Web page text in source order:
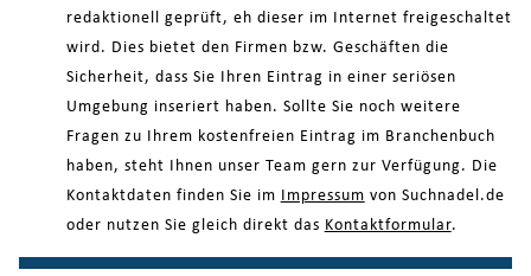
redaktionell geprüft, eh dieser im Internet freigeschaltet
wird. Dies bietet den Firmen bzw. Geschäften die
Sicherheit, dass Sie Ihren Eintrag in einer seriösen
Umgebung inseriert haben. Sollte Sie noch weitere
Fragen zu Ihrem kostenfreien Eintrag im Branchenbuch
haben, steht Ihnen unser Team gern zur Verfügung. Die
Kontaktdaten finden Sie im
Impressum von Suchnadel.de
oder nutzen Sie gleich direkt das Kontaktformular.